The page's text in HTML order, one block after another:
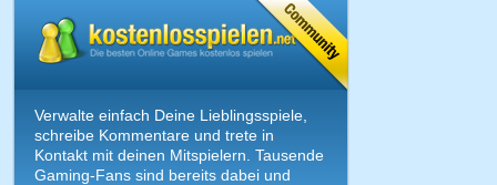
Verwalte einfach Deine Lieblingsspiele,
schreibe Kommentare und trete in
Kontakt mit deinen Mitspielern. Tausende
Gaming-Fans sind bereits dabei und